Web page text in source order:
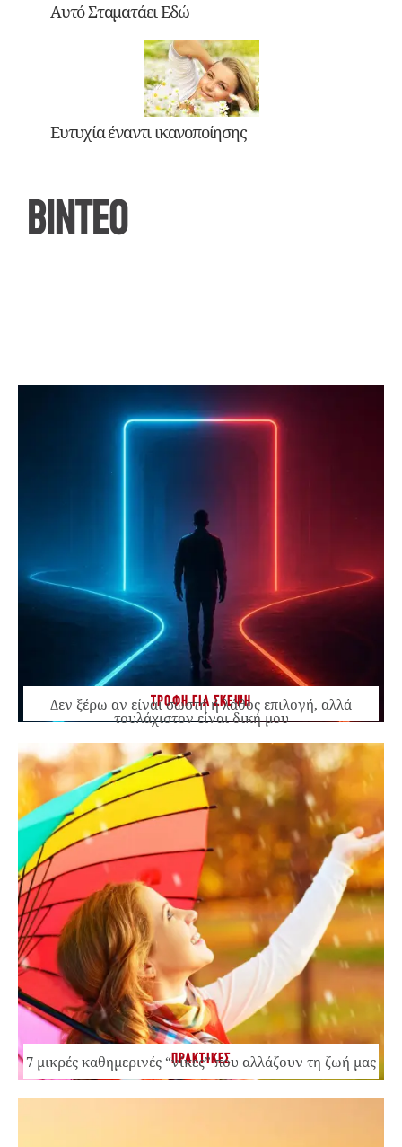
Αυτό Σταματάει Εδώ
Ευτυχία έναντι ικανοποίησης
ΒΙΝΤΕΟ
ΤΡΟΦΗ ΓΙΑ ΣΚΕΨΗ
Δεν ξέρω αν είναι σωστή ή λάθος επιλογή, αλλά
τουλάχιστον είναι δική μου
ΠΡΑΚΤΙΚΕΣ
7 μικρές καθημερινές “νίκες” που αλλάζουν τη ζωή μας